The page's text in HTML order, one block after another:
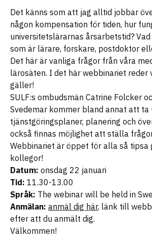
Det känns som att jag alltid jobbar
någon kompensation för tiden, hur
universitetslärarnas årsarbetstid?
som är lärare, forskare, postdoktor
Det här är vanliga frågor från våra
lärosäten. I det här webbinariet reder
gäller!
SULF:s ombudsmän Catrine Folcker
Svedemar kommer bland annat att ta
tjänstgöringsplaner, planering och
också finnas möjlighet att ställa
Webbinariet är öppet för alla så tipsa
kollegor!
Datum: onsdag 22 januari
Tid: 11.30-13.00
Språk: The webinar will be held in
Anmälan: anmäl dig här, länk till
efter att du anmält dig.
Välkommen!